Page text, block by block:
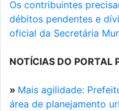
Os contribuintes
débitos pendentes e
oficial da Secretária
NOTÍCIAS DO PORTAL
» Mais agilidade:
área de planejamento